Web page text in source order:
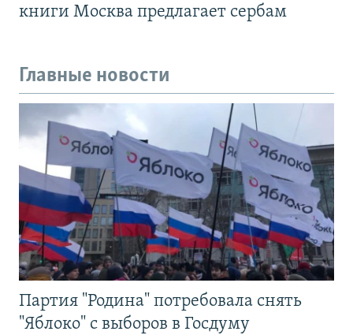
книги Москва предлагает сербам
Главные новости
Партия "Родина" потребовала снять
"Яблоко" с выборов в Госдуму